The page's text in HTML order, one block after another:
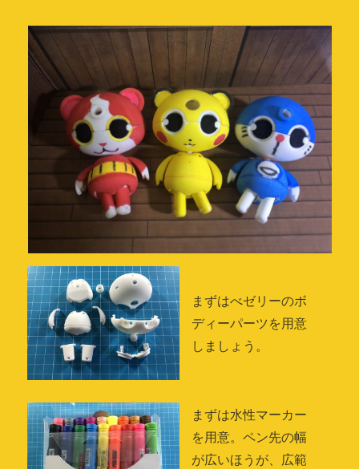
まずはべゼリーのボ
ディーパーツを用意
しましょう。
まずは水性マーカー
を用意。ペン先の幅
が広いほうが、広範